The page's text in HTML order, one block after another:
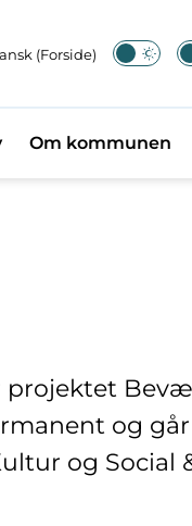
(Forside)
Om kommunen
projektet
og
og Social